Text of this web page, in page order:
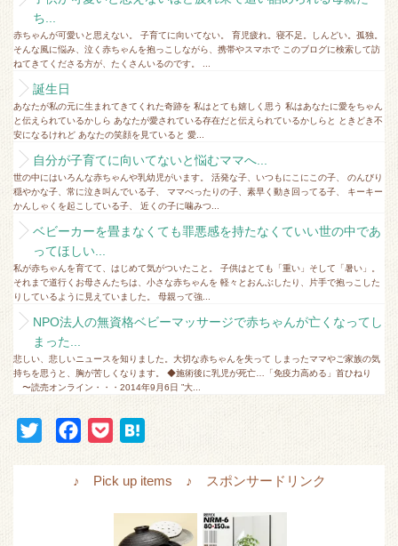
ち...
赤ちゃんが可愛いと思えない。 子育てに向いてない。 育児疲れ。寝不足。しんどい。孤独。
そんな風に悩み、泣く赤ちゃんを抱っこしながら、携帯やスマホで このブログに検索して訪
ねてきてくださる方が、たくさんいるのです。 ...
誕生日
あなたが私の元に生まれてきてくれた奇跡を 私はとても嬉しく思う 私はあなたに愛をちゃん
と伝えられているかしら あなたが愛されている存在だと伝えられているかしらと ときどき不
安になるけれど あなたの笑顔を見ていると 愛...
自分が子育てに向いてないと悩むママへ...
世の中にはいろんな赤ちゃんや乳幼児がいます。 活発な子、いつもにこにこの子、 のんびり
穏やかな子、常に泣き叫んでいる子、 ママべったりの子、素早く動き回ってる子、 キーキー
かんしゃくを起こしている子、 近くの子に噛みつ...
ベビーカーを畳まなくても罪悪感を持たなくていい世の中であ
ってほしい...
私が赤ちゃんを育てて、はじめて気がついたこと。 子供はとても「重い」そして「暑い」。
それまで道行くお母さんたちは、小さな赤ちゃんを 軽々とおんぶしたり、片手で抱っこした
りしているように見えていました。 母親って強...
NPO法人の無資格ベビーマッサージで赤ちゃんが亡くなってし
まった...
悲しい、悲しいニュースを知りました。大切な赤ちゃんを失って しまったママやご家族の気
持ちを思うと、胸が苦しくなります。 ◆施術後に乳児が死亡…「免疫力高める」首ひねり
〜読売オンライン・・・2014年9月6日 ”大...
c
t
n
♪ Pick up items ♪ スポンサードリンク